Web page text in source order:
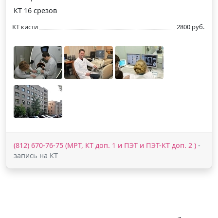
КТ 16 срезов
КТ кисти 2800 руб.
(812) 670-76-75 (МРТ, КТ доп. 1 и ПЭТ и ПЭТ-КТ доп. 2 ) -
запись на КТ